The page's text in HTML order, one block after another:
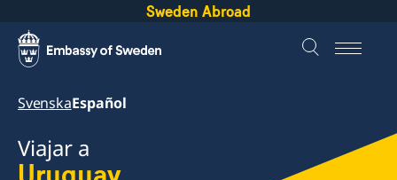
Sweden Abroad
SvenskaEspañol
Viajar a